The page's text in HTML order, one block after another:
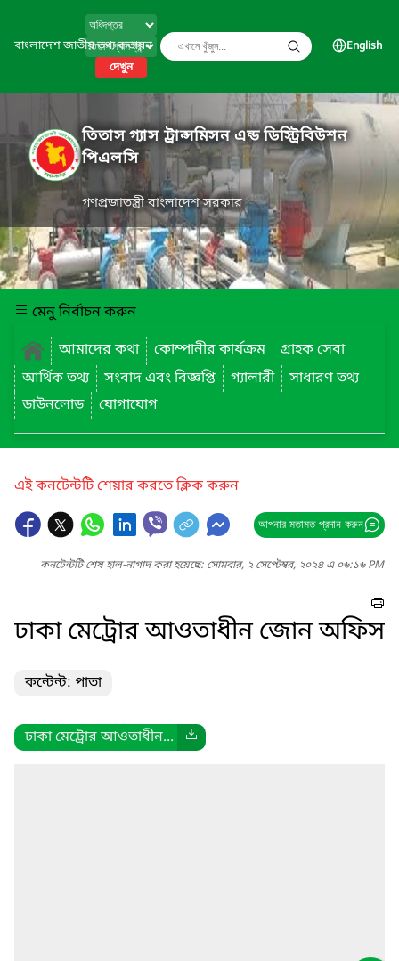
বাংলাদেশ জাতীয় তথ্য বাতায়ন
দেখুন
English
তিতাস গ্যাস ট্রান্সমিসন এন্ড ডিস্ট্রিবিউশন
পিএলসি
গণপ্রজাতন্ত্রী বাংলাদেশ সরকার
মেনু নির্বাচন করুন
আমাদের কথা
কোম্পানীর কার্যক্রম
গ্রাহক সেবা
আর্থিক তথ্য
সংবাদ এবং বিজ্ঞপ্তি গ্যালারী
সাধারণ তথ্য
ডাউনলোড
যোগাযোগ
এই কনটেন্টটি শেয়ার করতে ক্লিক করুন
আপনার মতামত প্রদান করুন
কনটেন্টটি শেষ হাল-নাগাদ করা হয়েছে: সোমবার, ২ সেপ্টেম্বর, ২০২৪ এ ০৬:১৬ PM
ঢাকা মেট্রোর আওতাধীন জোন অফিস
কন্টেন্ট: পাতা
ঢাকা মেট্রোর আওতাধীন...